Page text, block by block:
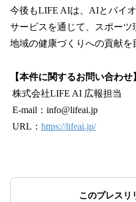
今後もLIFE AIは、AIとバイ
サービスを通じて、スポーツ
地域の健康づくりへの貢献を
【本件に関するお問い合わせ
株式会社LIFE AI 広報担当
E-mail：info@lifeai.jp
URL： https://lifeai.jp/
このプレスリ